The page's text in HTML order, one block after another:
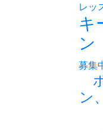
レッ
キ
ン
募集
ン